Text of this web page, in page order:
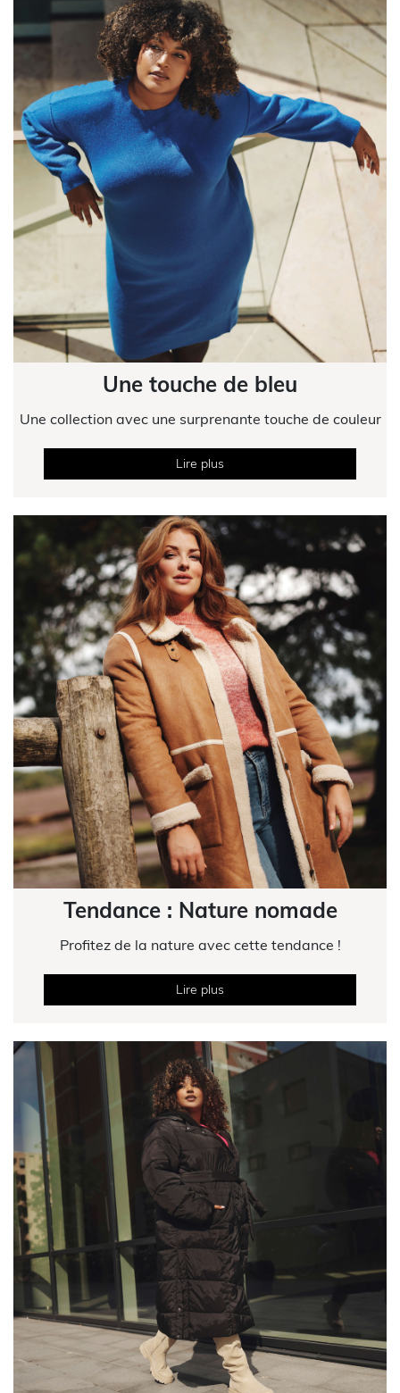
Une touche de bleu
Une collection avec une surprenante touche de couleur
Lire plus
Tendance : Nature nomade
Profitez de la nature avec cette tendance !
Lire plus